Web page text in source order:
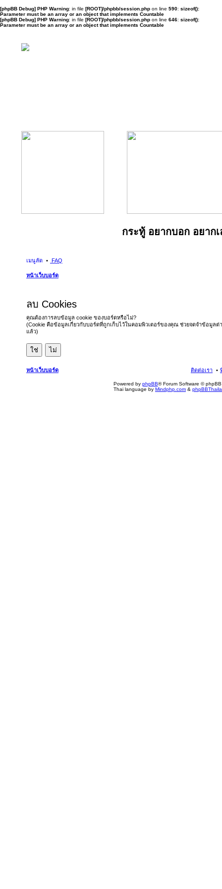
[phpBB Debug] PHP Warning: in file [ROOT]/phpbb/session.php on line 590: sizeof():
Parameter must be an array or an object that implements Countable
[phpBB Debug] PHP Warning: in file [ROOT]/phpbb/session.php on line 646: sizeof():
Parameter must be an array or an object that implements Countable
กระทู้ อยากบอก อยากเ
เมนูลัด FAQ
หน้าเว็บบอร์ด
ลบ Cookies
คุณต้องการลบข้อมูล cookie ของบอร์ดหรือไม่?
(Cookie คือข้อมูลเกี่ยวกับบอร์ดที่ถูกเก็บไว้ในคอมพิวเตอร์ของคุณ ช่วยจดจำข้อมูลต่
แล้ว)
หน้าเว็บบอร์ด ติดต่อเรา
Powered by phpBB® Forum Software © phpBB
Thai language by Mindphp.com &